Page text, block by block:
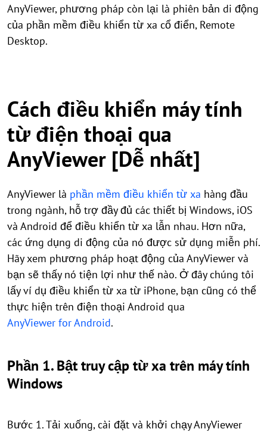
AnyViewer, phương pháp còn lại là phiên bản di động
của phần mềm điều khiển từ xa cổ điển, Remote
Desktop.
Cách điều khiển máy tính
từ điện thoại qua
AnyViewer [Dễ nhất]
AnyViewer là phần mềm điều khiển từ xa hàng đầu
trong ngành, hỗ trợ đầy đủ các thiết bị Windows, iOS
và Android để điều khiển từ xa lẫn nhau. Hơn nữa,
các ứng dụng di động của nó được sử dụng miễn phí.
Hãy xem phương pháp hoạt động của AnyViewer và
bạn sẽ thấy nó tiện lợi như thế nào. Ở đây chúng tôi
lấy ví dụ điều khiển từ xa từ iPhone, bạn cũng có thể
thực hiện trên điện thoại Android qua
AnyViewer for Android.
Phần 1. Bật truy cập từ xa trên máy tính
Windows
Bước 1. Tải xuống, cài đặt và khởi chạy AnyViewer